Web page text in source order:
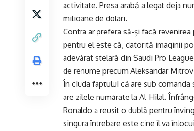
activitate. Presa arabă a legat deja
milioane de dolari.
Contra ar prefera să-și facă
pentru el este că, datorită imaginii
adevărat stelară din Saudi Pro
de renume precum Aleksandar
În ciuda faptului că are sub comanda
are zilele numărate la Al-Hilal.
Ronaldo a reușit o dublă pentru
singura întrebare este cine îl va